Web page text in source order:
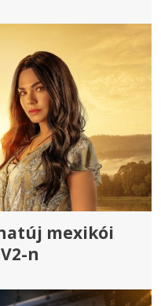
mexikói
n